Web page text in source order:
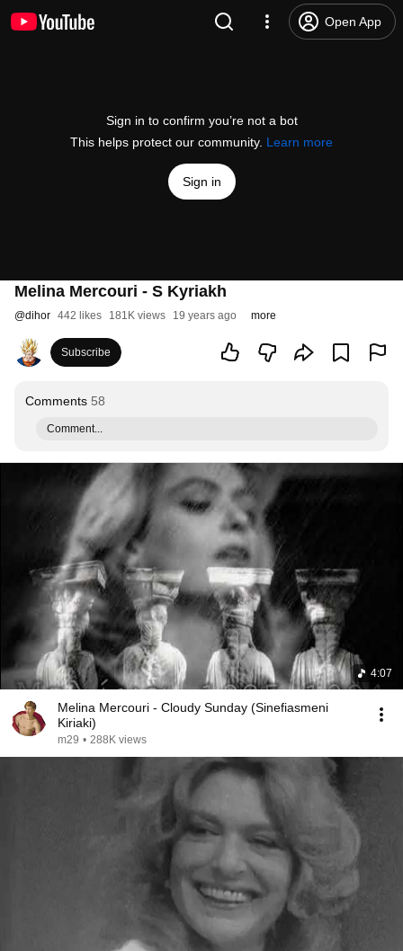
Open App
Sign in to confirm you’re not a bot
This helps protect our community. Learn more
Sign in
Melina Mercouri - S Kyriakh
@dihor 442 likes 181K views 19 years ago more
Subscribe
Comments 58
Comment...
4:07
Melina Mercouri - Cloudy Sunday (Sinefiasmeni
Kiriaki)
m29 • 288K views